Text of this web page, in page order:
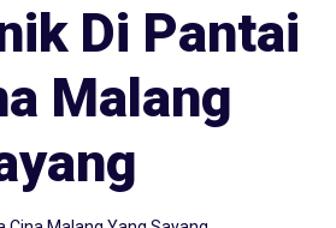
Di Pantai
Malang